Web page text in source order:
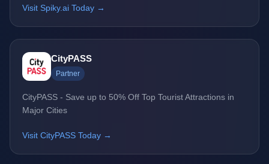
Visit Spiky.ai Today →
CityPASS
Partner
CityPASS - Save up to 50% Off Top Tourist Attractions in
Major Cities
Visit CityPASS Today →